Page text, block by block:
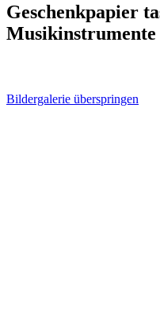
Geschenkpapier
Musikinstrumente
Bildergalerie überspringen